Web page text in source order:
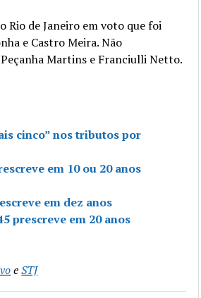
Rio de Janeiro em voto que foi
e Castro Meira. Não
Martins e Franciulli Netto.
cinco” nos tributos por
em 10 ou 20 anos
em dez anos
prescreve em 20 anos
eSTJ